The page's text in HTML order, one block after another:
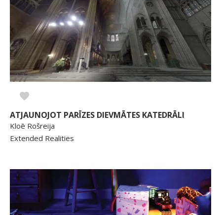
ATJAUNOJOT PARĪZES DIEVMĀTES KATEDRĀLI
Kloē Rošreija
Extended Realities